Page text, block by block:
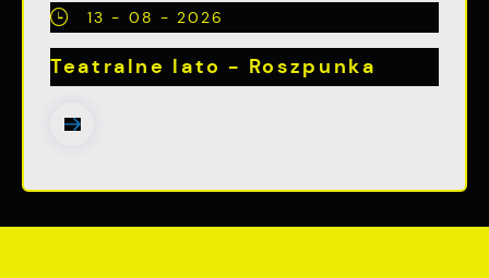
13 - 08 - 2026
Teatralne lato - Roszpunka